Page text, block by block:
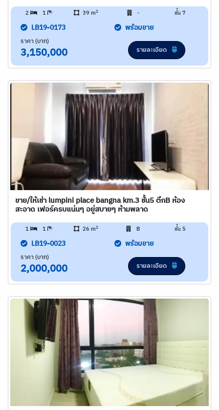
2 1 39 m2 - ชั้น 7
LB19-0173 พร้อมขาย
ราคา (บาท)
3,150,000 รายละเอียด
ขาย/ให้เช่า lumpini place bangna km.3 ชั้น5 ตึกB ห้อง
สะอาด เฟอร์ครบแน่นๆ อยู่สบายๆ ห้ามพลาด
1 1 26 m2 B ชั้น 5
LB19-0023 พร้อมขาย
ราคา (บาท)
2,000,000 รายละเอียด